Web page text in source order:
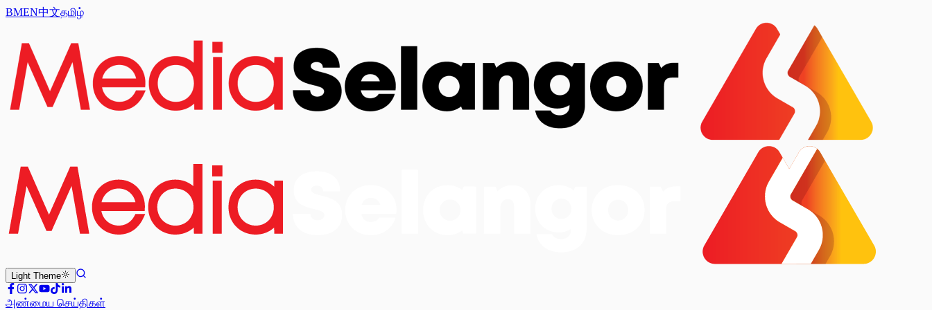
BMEN中文தமிழ்
Light Theme
அண்மைய செய்திகள்